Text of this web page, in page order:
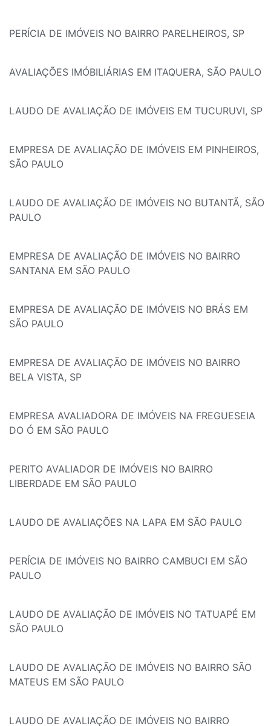
PERÍCIA DE IMÓVEIS NO BAIRRO PARELHEIROS, SP
AVALIAÇÕES IMÓBILIÁRIAS EM ITAQUERA, SÃO PAULO
LAUDO DE AVALIAÇÃO DE IMÓVEIS EM TUCURUVI, SP
EMPRESA DE AVALIAÇÃO DE IMÓVEIS EM PINHEIROS,
SÃO PAULO
LAUDO DE AVALIAÇÃO DE IMÓVEIS NO BUTANTÃ, SÃO
PAULO
EMPRESA DE AVALIAÇÃO DE IMÓVEIS NO BAIRRO
SANTANA EM SÃO PAULO
EMPRESA DE AVALIAÇÃO DE IMÓVEIS NO BRÁS EM
SÃO PAULO
EMPRESA DE AVALIAÇÃO DE IMÓVEIS NO BAIRRO
BELA VISTA, SP
EMPRESA AVALIADORA DE IMÓVEIS NA FREGUESEIA
DO Ó EM SÃO PAULO
PERITO AVALIADOR DE IMÓVEIS NO BAIRRO
LIBERDADE EM SÃO PAULO
LAUDO DE AVALIAÇÕES NA LAPA EM SÃO PAULO
PERÍCIA DE IMÓVEIS NO BAIRRO CAMBUCI EM SÃO
PAULO
LAUDO DE AVALIAÇÃO DE IMÓVEIS NO TATUAPÉ EM
SÃO PAULO
LAUDO DE AVALIAÇÃO DE IMÓVEIS NO BAIRRO SÃO
MATEUS EM SÃO PAULO
LAUDO DE AVALIAÇÃO DE IMÓVEIS NO BAIRRO